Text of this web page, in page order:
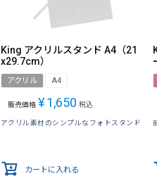
King アクリルスタンド A4（21
x29.7cm）
アクリル A4
販売価格 ¥1,650 税込
アクリル素材のシンプルなフォトスタンド
カートに入れる